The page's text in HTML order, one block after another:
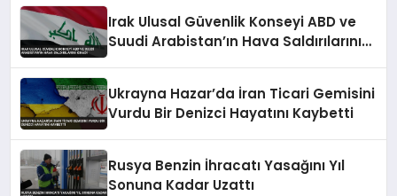
Irak Ulusal Güvenlik Konseyi ABD ve
Suudi Arabistan’ın Hava Saldırılarını
Ukrayna Hazar’da İran Ticari Gemisini
Vurdu Bir Denizci Hayatını Kaybetti
Rusya Benzin İhracatı Yasağını Yıl
Sonuna Kadar Uzattı